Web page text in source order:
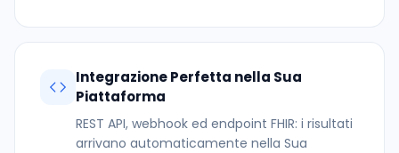
Integrazione Perfetta nella Sua
Piattaforma
REST API, webhook ed endpoint FHIR: i risultati
arrivano automaticamente nella Sua